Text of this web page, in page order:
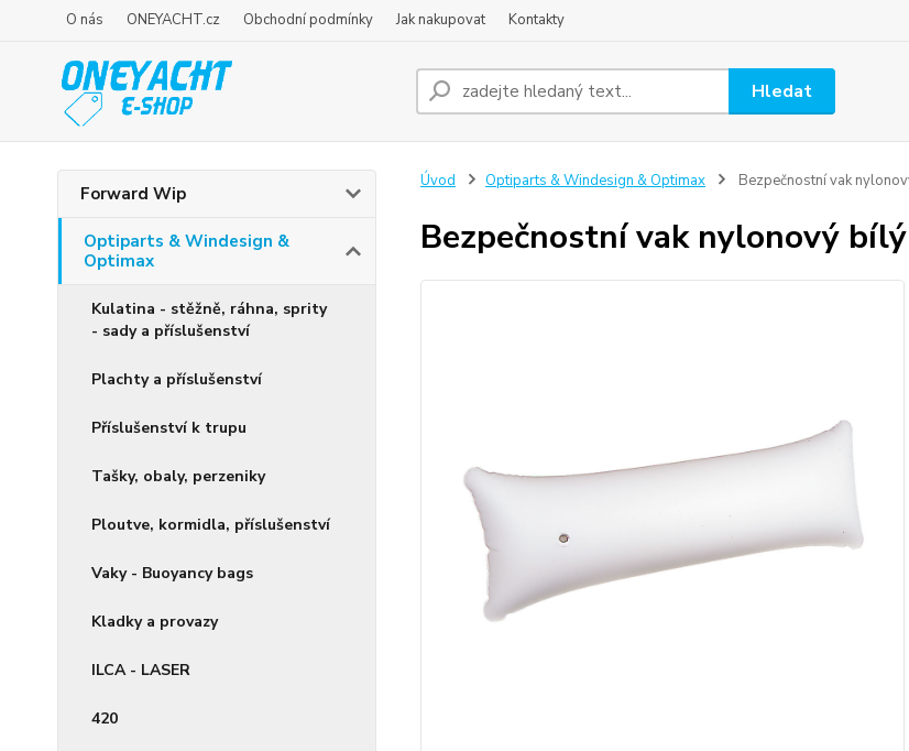
O nás ONEYACHT.cz Obchodní podmínky Jak nakupovat Kontakty
Hledat
Forward Wip
Optiparts & Windesign &
Optimax
Kulatina - stěžně, ráhna, sprity
- sady a příslušenství
Plachty a příslušenství
Příslušenství k trupu
Tašky, obaly, perzeniky
Ploutve, kormidla, příslušenství
Vaky - Buoyancy bags
Kladky a provazy
ILCA - LASER
420
Úvod Optiparts & Windesign & Optimax Bezpečnostní vak
Bezpečnostní vak nylonový